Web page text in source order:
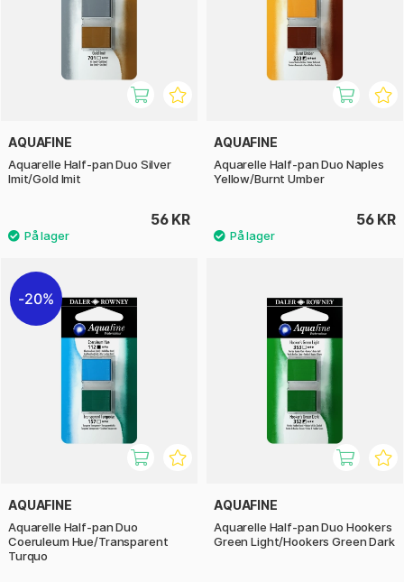
AQUAFINE
Aquarelle Half-pan Duo Silver
Imit/Gold Imit
56 KR
AQUAFINE
Aquarelle Half-pan Duo Naples
Yellow/Burnt Umber
56 KR
20%
AQUAFINE
Aquarelle Half-pan Duo
Coeruleum Hue/Transparent
Turquo
AQUAFINE
Aquarelle Half-pan Duo Hookers
Green Light/Hookers Green Dark